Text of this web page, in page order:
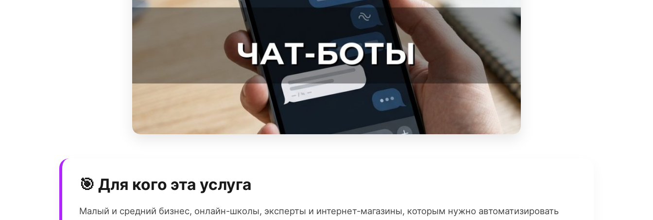
🎯 Для кого эта услуга
Малый и средний бизнес, онлайн-школы, эксперты и интернет-магазины, которым нужно автоматизировать